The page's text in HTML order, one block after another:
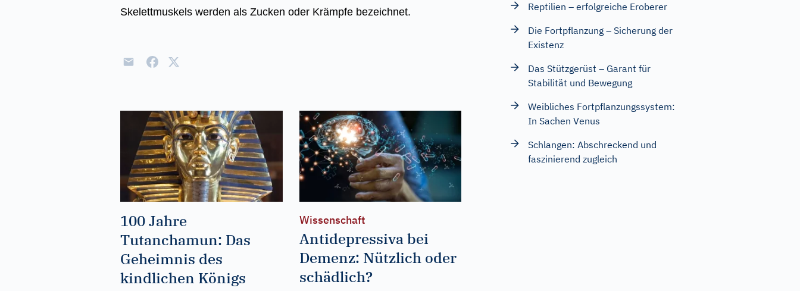
Skelettmuskels werden als Zucken oder Krämpfe bezeichnet.
100 Jahre
Tutanchamun: Das
Geheimnis des
kindlichen Königs
Wissenschaft
Antidepressiva bei
Demenz: Nützlich oder
schädlich?
Reptilien – erfolgreiche Eroberer
Die Fortpflanzung – Sicherung der
Existenz
Das Stützgerüst – Garant für
Stabilität und Bewegung
Weibliches Fortpflanzungssystem:
In Sachen Venus
Schlangen: Abschreckend und
faszinierend zugleich